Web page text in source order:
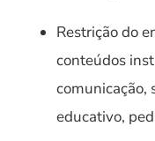
Restrição do
conteúdos
comunicação,
educativo,